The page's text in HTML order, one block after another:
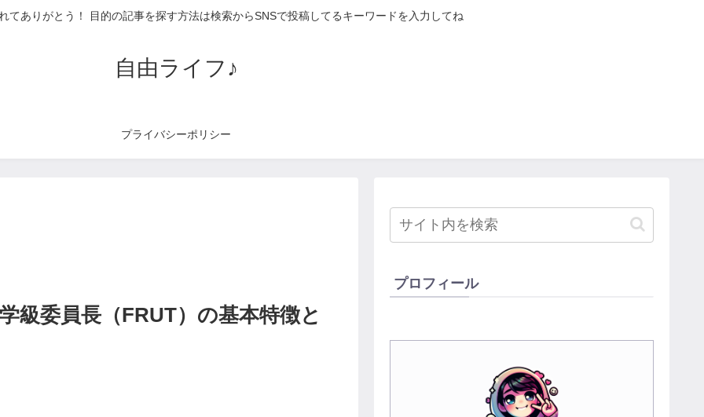
てありがとう！ 目的の記事を探す方法は検索からSNSで投稿してるキーワードを入力してね
自由ライフ♪
プライバシーポリシー
級委員長（FRUT）の基本特徴と
プロフィール